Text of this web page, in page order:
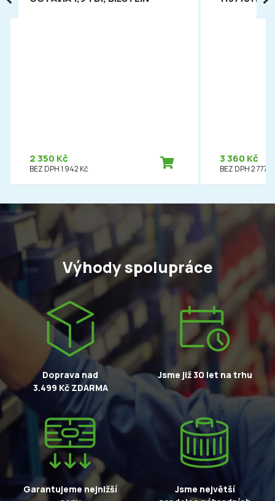
2 350 Kč
BEZ DPH 1 942 Kč
3 360 Kč
BEZ DPH 2 777
Výhody spolupráce
Doprava nad
3.499 Kč ZDARMA
Jsme již 30 let na trhu
Garantujeme nejnižší
Jsme největší